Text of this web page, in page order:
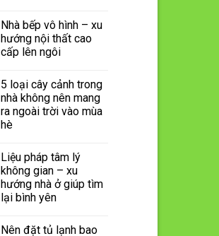
Nhà bếp vô hình – xu
hướng nội thất cao
cấp lên ngôi
5 loại cây cảnh trong
nhà không nên mang
ra ngoài trời vào mùa
hè
Liệu pháp tâm lý
không gian – xu
hướng nhà ở giúp tìm
lại bình yên
Nên đặt tủ lạnh bao